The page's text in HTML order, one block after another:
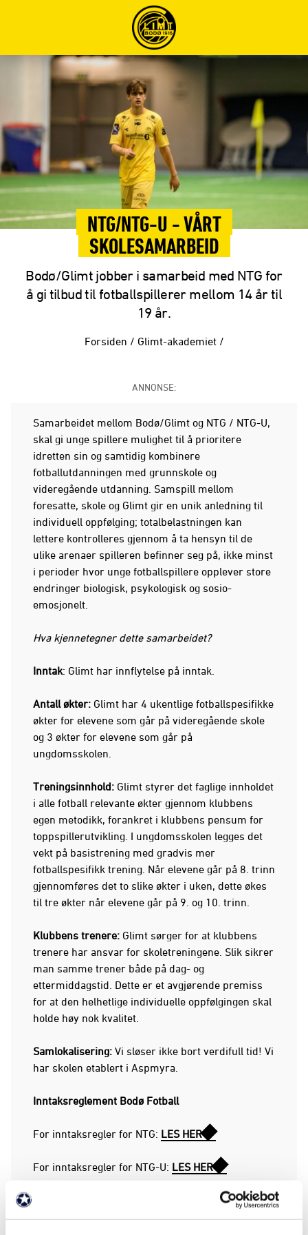
NTG/NTG-U - VÅRT
SKOLESAMARBEID
Bodø/Glimt jobber i samarbeid med NTG for
å gi tilbud til fotballspillerer mellom 14 år til
19 år.
Forsiden / Glimt-akademiet /
ANNONSE:
Samarbeidet mellom Bodø/Glimt og NTG / NTG-U,
skal gi unge spillere mulighet til å prioritere
idretten sin og samtidig kombinere
fotballutdanningen med grunnskole og
videregående utdanning. Samspill mellom
foresatte, skole og Glimt gir en unik anledning til
individuell oppfølging; totalbelastningen kan
lettere kontrolleres gjennom å ta hensyn til de
ulike arenaer spilleren befinner seg på, ikke minst
i perioder hvor unge fotballspillere opplever store
endringer biologisk, psykologisk og sosio-
emosjonelt.
Hva kjennetegner dette samarbeidet?
Inntak: Glimt har innflytelse på inntak.
Antall økter: Glimt har 4 ukentlige fotballspesifikke
økter for elevene som går på videregående skole
og 3 økter for elevene som går på
ungdomsskolen.
Treningsinnhold: Glimt styrer det faglige innholdet
i alle fotball relevante økter gjennom klubbens
egen metodikk, forankret i klubbens pensum for
toppspillerutvikling. I ungdomsskolen legges det
vekt på basistrening med gradvis mer
fotballspesifikk trening. Når elevene går på 8. trinn
gjennomføres det to slike økter i uken, dette økes
til tre økter når elevene går på 9. og 10. trinn.
Klubbens trenere: Glimt sørger for at klubbens
trenere har ansvar for skoletreningene. Slik sikrer
man samme trener både på dag- og
ettermiddagstid. Dette er et avgjørende premiss
for at den helhetlige individuelle oppfølgingen skal
holde høy nok kvalitet.
Samlokalisering: Vi sløser ikke bort verdifull tid! Vi
har skolen etablert i Aspmyra.
Inntaksreglement Bodø Fotball
For inntaksregler for NTG: LES HER
For inntaksregler for NTG-U: LES HER
Valg av skoletilbud: